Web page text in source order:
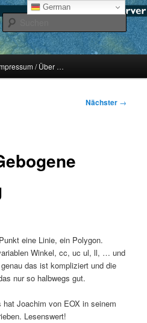
/ Über …
Nächster →
eine Linie, ein Polygon.
Winkel, cc, uc ul, ll, … und
das ist kompliziert und die
nur so halbwegs gut.
Joachim von EOX in seinem
Lesenswert!
German